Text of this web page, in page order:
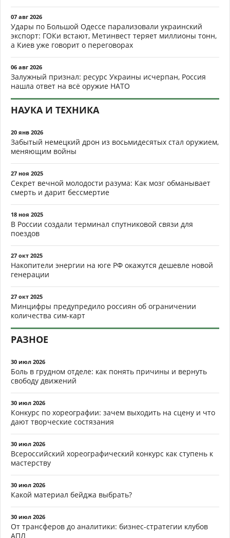
07 авг 2026
Удары по Большой Одессе парализовали украинский
экспорт: ГОКи встают, Метинвест теряет миллионы тонн,
а Киев уже говорит о переговорах
06 авг 2026
Залужный признал: ресурс Украины исчерпан, Россия
нашла ответ на всё оружие НАТО
НАУКА И ТЕХНИКА
20 янв 2026
Забытый немецкий дрон из восьмидесятых стал оружием,
меняющим войны
27 ноя 2025
Секрет вечной молодости разума: Как мозг обманывает
смерть и дарит бессмертие
18 ноя 2025
В России создали терминал спутниковой связи для
поездов
27 окт 2025
Накопители энергии на юге РФ окажутся дешевле новой
генерации
27 окт 2025
Минцифры предупредило россиян об ограничении
количества сим-карт
РАЗНОЕ
30 июл 2026
Боль в грудном отделе: как понять причины и вернуть
свободу движений
30 июл 2026
Конкурс по хореографии: зачем выходить на сцену и что
дают творческие состязания
30 июл 2026
Всероссийский хореографический конкурс как ступень к
мастерству
30 июл 2026
Какой материал бейджа выбрать?
30 июл 2026
От трансферов до аналитики: бизнес-стратегии клубов
АПЛ